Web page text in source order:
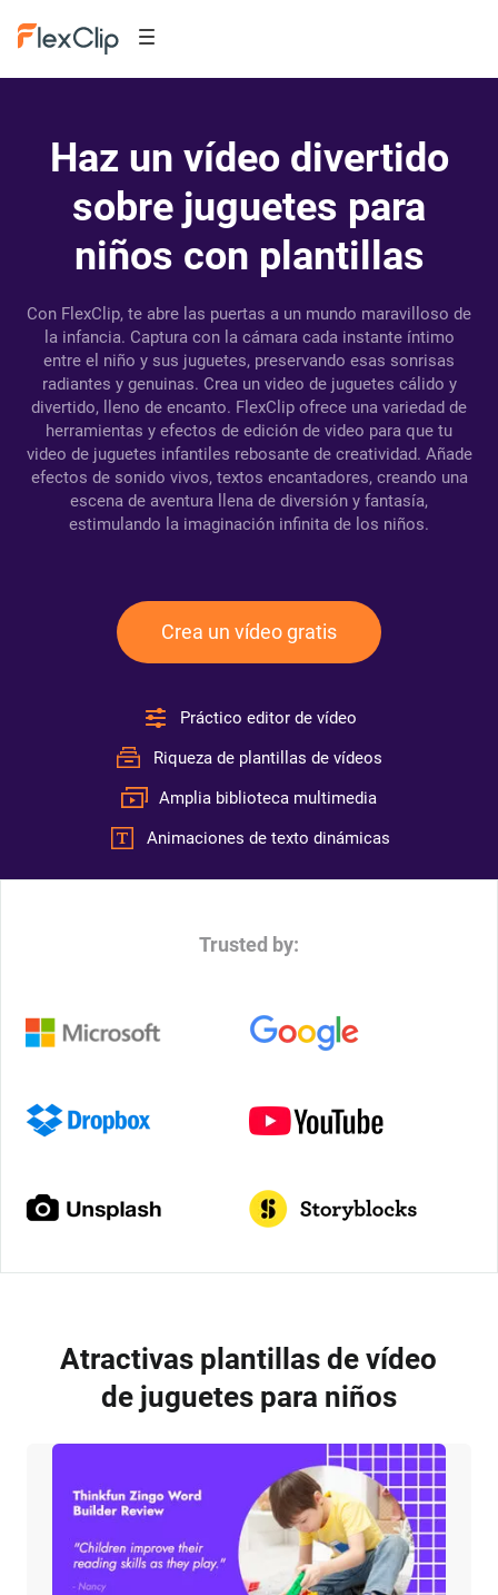
Haz un vídeo divertido
sobre juguetes para
niños con plantillas
Con FlexClip, te abre las puertas a un mundo maravilloso de
la infancia. Captura con la cámara cada instante íntimo
entre el niño y sus juguetes, preservando esas sonrisas
radiantes y genuinas. Crea un video de juguetes cálido y
divertido, lleno de encanto. FlexClip ofrece una variedad de
herramientas y efectos de edición de video para que tu
video de juguetes infantiles rebosante de creatividad. Añade
efectos de sonido vivos, textos encantadores, creando una
escena de aventura llena de diversión y fantasía,
estimulando la imaginación infinita de los niños.
Crea un vídeo gratis
Práctico editor de vídeo
Riqueza de plantillas de vídeos
Amplia biblioteca multimedia
Animaciones de texto dinámicas
Trusted by:
Atractivas plantillas de vídeo
de juguetes para niños